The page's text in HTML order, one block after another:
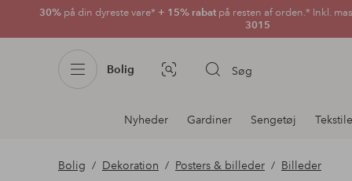
30% på din dyreste vare* + 15% rabatpå resten af orden.* Inkl.
3015
Bolig Billedsøgning Søg
Afdelningsnavigation
Nyheder Gardiner Sengetøj
Bolig Dekoration Posters & billeder Billeder